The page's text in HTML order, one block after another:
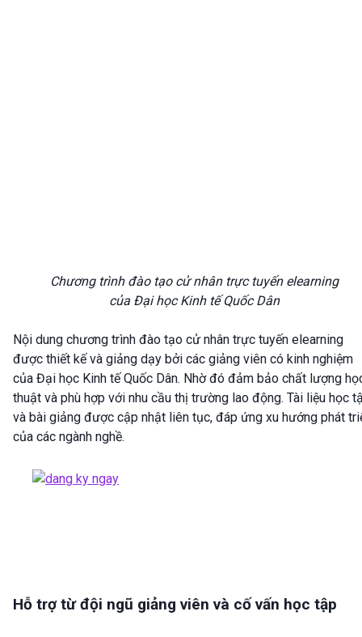
Chương trình đào tạo cử nhân trực tuyến elearning
của Đại học Kinh tế Quốc Dân
Nội dung chương trình đào tạo cử nhân trực tuyến elearning
được thiết kế và giảng dạy bởi các giảng viên có kinh nghiệm
của Đại học Kinh tế Quốc Dân. Nhờ đó đảm bảo chất lượng
thuật và phù hợp với nhu cầu thị trường lao động. Tài liệu học
và bài giảng được cập nhật liên tục, đáp ứng xu hướng phát
của các ngành nghề.
Hỗ trợ từ đội ngũ giảng viên và cố vấn học tập